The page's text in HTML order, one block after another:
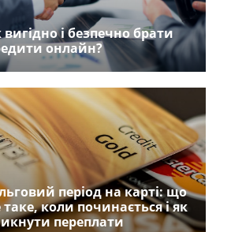
вигідно і безпечно брати
онлайн?
період на карті: що
таке, коли починається і як
переплати